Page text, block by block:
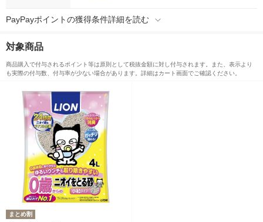
PayPayポイントの獲得条件詳細を読む
対象商品
商品購入で付与されるポイント等は原則として税抜金額に対し付与されます。また、表示より
も実際の付与数、付与率が少ない場合があります。詳細はカート画面でご確認ください。
まとめ割